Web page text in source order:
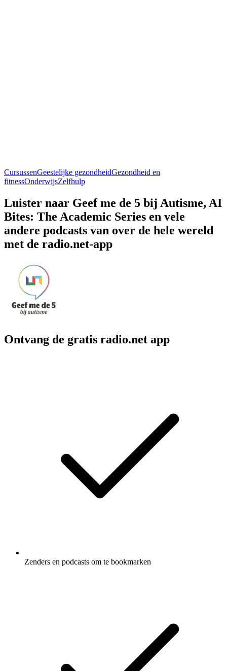
CursussenGeestelijke gezondheidGezondheid en
fitnessOnderwijsZelfhulp
Luister naar Geef me de 5 bij Autisme, AI
Bites: The Academic Series en vele
andere podcasts van over de hele wereld
met de radio.net-app
Ontvang de gratis radio.net app
Zenders en podcasts om te bookmarken